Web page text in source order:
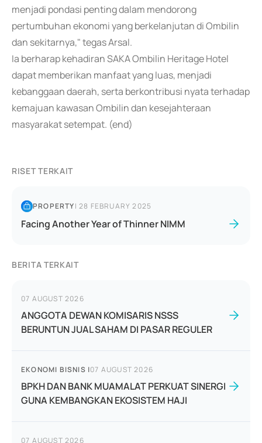
menjadi pondasi penting dalam mendorong
pertumbuhan ekonomi yang berkelanjutan di Ombilin
dan sekitarnya," tegas Arsal.
Ia berharap kehadiran SAKA Ombilin Heritage Hotel
dapat memberikan manfaat yang luas, menjadi
kebanggaan daerah, serta berkontribusi nyata terhadap
kemajuan kawasan Ombilin dan kesejahteraan
masyarakat setempat. (end)
RISET TERKAIT
PROPERTY|28 FEBRUARY 2025
Facing Another Year of Thinner NIMM
BERITA TERKAIT
07 AUGUST 2026
ANGGOTA DEWAN KOMISARIS NSSS
BERUNTUN JUAL SAHAM DI PASAR REGULER
EKONOMI BISNIS |07 AUGUST 2026
BPKH DAN BANK MUAMALAT PERKUAT SINERGI
GUNA KEMBANGKAN EKOSISTEM HAJI
07 AUGUST 2026